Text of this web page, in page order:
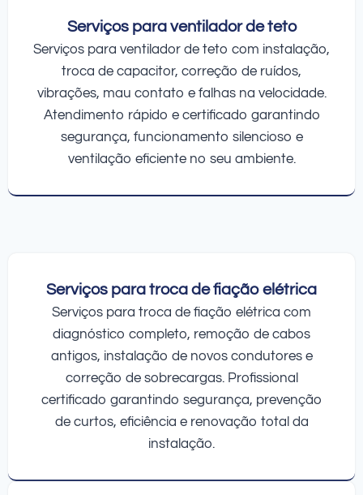
Serviços para ventilador de teto
Serviços para ventilador de teto com instalação,
troca de capacitor, correção de ruídos,
vibrações, mau contato e falhas na velocidade.
Atendimento rápido e certificado garantindo
segurança, funcionamento silencioso e
ventilação eficiente no seu ambiente.
Serviços para troca de fiação elétrica
Serviços para troca de fiação elétrica com
diagnóstico completo, remoção de cabos
antigos, instalação de novos condutores e
correção de sobrecargas. Profissional
certificado garantindo segurança, prevenção
de curtos, eficiência e renovação total da
instalação.